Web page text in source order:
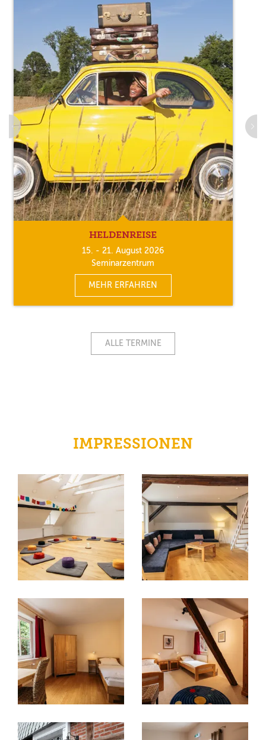
HELDENREISE
15. - 21. August 2026
Seminarzentrum
MEHR ERFAHREN
ALLE TERMINE
IMPRESSIONEN